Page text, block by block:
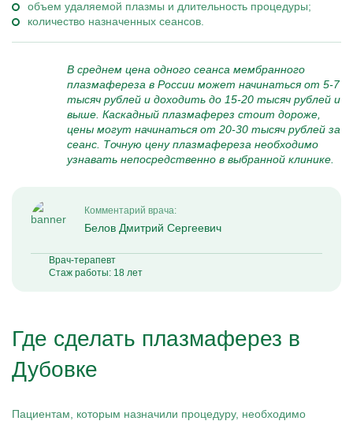
объем удаляемой плазмы и длительность процедуры;
количество назначенных сеансов.
В среднем цена одного сеанса мембранного
плазмафереза в России может начинаться от 5-7
тысяч рублей и доходить до 15-20 тысяч рублей и
выше. Каскадный плазмаферез стоит дороже,
цены могут начинаться от 20-30 тысяч рублей за
сеанс. Точную цену плазмафереза необходимо
узнавать непосредственно в выбранной клинике.
Комментарий врача:
Белов Дмитрий Сергеевич
Врач-терапевт
Стаж работы: 18 лет
Где сделать плазмаферез в
Дубовке
Пациентам, которым назначили процедуру, необходимо